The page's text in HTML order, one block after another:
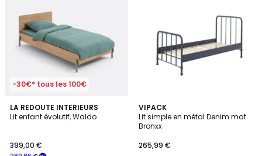
-30€* tous les 100€
LA REDOUTE INTERIEURS
Lit enfant évolutif, Waldo
399,00 €
5
/
VIPACK
Lit simple en métal Denim mat
Bronxx
265,99 €